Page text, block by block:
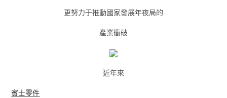
更努力于推動國家發展年夜局的
產業衝破
近年來
賓士零件